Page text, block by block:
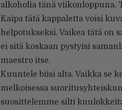
alkoholia tänä viikonloppuna.
Kaipa tätä kappaletta voisi
helpotukseksi. Vaikea tätä on
ei sitä koskaan pystyisi
maestro itse.
Kuuntele biisi alta. Vaikka se
melkoisessa
suosittelemme silti